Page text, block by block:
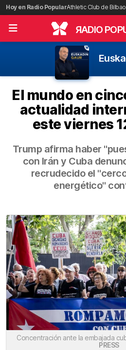
Saltar
al
contenido
Hoy en Radio PopularAthletic Club de Bilbao
RADIO
El mundo en
actualidad
este viernes
Trump afirma haber
con Irán y Cuba
recrudecido el
energético"
Concentración ante la embajada
PRESS